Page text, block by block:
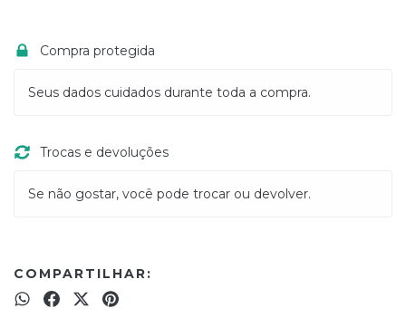
Compra protegida
Seus dados cuidados durante toda a compra.
Trocas e devoluções
Se não gostar, você pode trocar ou devolver.
COMPARTILHAR: